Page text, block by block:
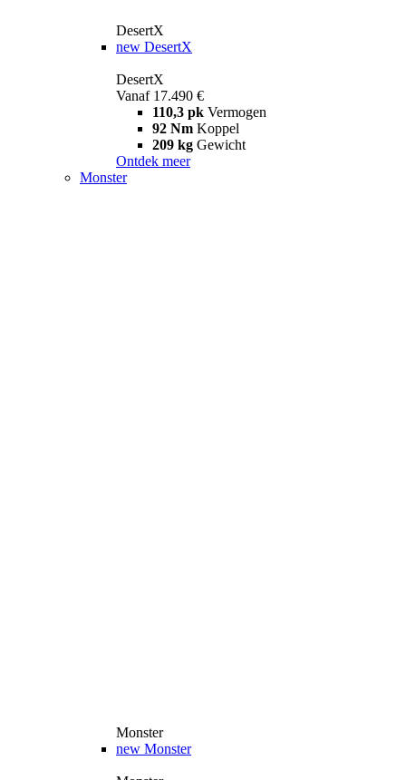
DesertX
new DesertX
DesertX
Vanaf 17.490 €
110,3 pk Vermogen
92 Nm Koppel
209 kg Gewicht
Ontdek meer
Monster
Monster
new Monster